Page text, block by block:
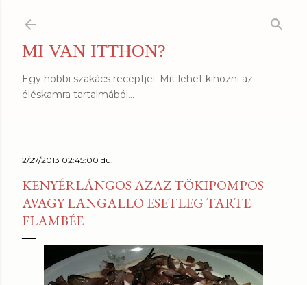
MI VAN ITTHON?
Egy hobbi szakács receptjei. Mit lehet kihozni az
éléskamra tartalmából...
2/27/2013 02:45:00 du.
KENYÉRLÁNGOS AZAZ TÖKIPOMPOS
AVAGY LANGALLO ESETLEG TARTE
FLAMBÉE